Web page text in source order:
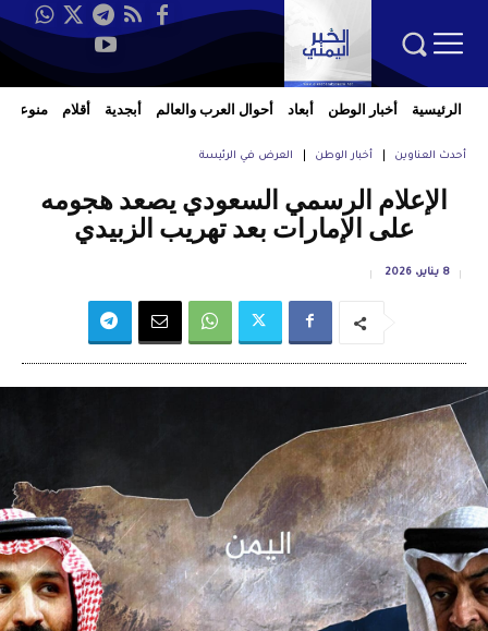
الرئيسية أخبار الوطن أبعاد أحوال العرب والعالم أبجدية أقلام منوعات
أحدث العناوين أخبار الوطن العرض في الرئيسة
الإعلام الرسمي السعودي يصعد هجومه
على الإمارات بعد تهريب الزبيدي
8 يناير، 2026